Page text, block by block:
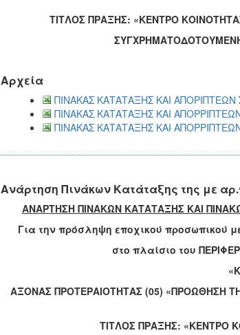
ΤΙΤΛΟΣ ΠΡΑΞΗΣ: «ΚΕΝΤΡΟ
Αρχεία
ΠΙΝΑΚΑΣ ΚΑΤΑΤΑΞΗΣ ΚΑΙ
ΠΙΝΑΚΑΣ ΚΑΤΑΤΑΞΗΣ ΚΑΙ
ΠΙΝΑΚΑΣ ΚΑΤΑΤΑΞΗΣ ΚΑΙ
Ανάρτηση Πινάκων Κατάταξης της με
ΑΝΑΡΤΗΣΗ ΠΙΝΑΚΩΝ ΚΑΤΑΤΑΞΗΣ ΚΑΙ
Για την πρόσληψη εποχικού προσωπικού
στο πλαίσιο του
ΑΞΟΝΑΣ ΠΡΟΤΕΡΑΙΟΤΗΤΑΣ (05) «ΠΡΟΩΘΗΣΗ
ΤΙΤΛΟΣ ΠΡΑΞΗΣ: «ΚΕΝΤΡΟ